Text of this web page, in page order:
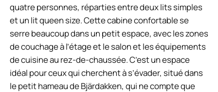
quatre personnes, réparties entre deux lits simples
et un lit queen size. Cette cabine confortable se
serre beaucoup dans un petit espace, avec les zones
de couchage à l’étage et le salon et les équipements
de cuisine au rez-de-chaussée. C’est un espace
idéal pour ceux qui cherchent à s’évader, situé dans
le petit hameau de Bjärdakken, qui ne compte que